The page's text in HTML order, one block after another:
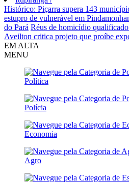
Histórico: Piçarra supera 143
estupro de vulnerável em
do Pará Réus de homicídio
Aveilton critica projeto que proíbe
EM ALTA
MENU
Política
Polícia
Economia
Agro